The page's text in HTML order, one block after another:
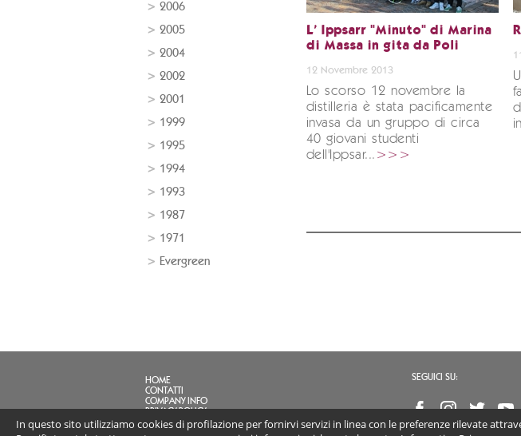
2006
2005
2004
2002
2001
1999
1995
1994
1993
1987
1971
Evergreen
L' Ippsarr "Minuto" di Marina
di Massa in gita da Poli
12 Novembre 2013
Lo scorso 12 novembre la
distilleria è stata pacificamente
invasa da un gruppo di circa
40 giovani studenti
dell'Ippsar... >>>
HOME
CONTATTI
COMPANY INFO
PRIVACY POLICY
FAQ
SEGUICI SU:
In questo sito utilizziamo cookies di profilazione per fornirvi servizi in linea con le preferenze rilevate